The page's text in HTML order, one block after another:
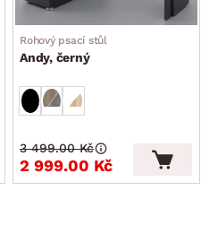
šanonů a vyobrazených
Rohový psací stůl
Andy, černý
2 999.00 Kč
3 499.00 Kč